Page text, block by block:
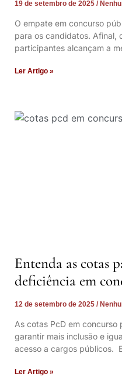
19 de setembro de 2025
O empate em concurso
para os candidatos. Afinal,
participantes alcançam a
Ler Artigo »
Entenda as cotas
deficiência em
12 de setembro de 2025
As cotas PcD em concurso
garantir mais inclusão e
acesso a cargos públicos.
Ler Artigo »